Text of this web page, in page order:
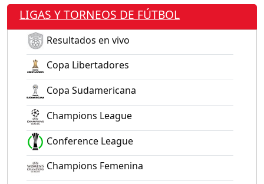
LIGAS Y TORNEOS DE FÚTBOL
Resultados en vivo
Copa Libertadores
Copa Sudamericana
Champions League
Conference League
Champions Femenina